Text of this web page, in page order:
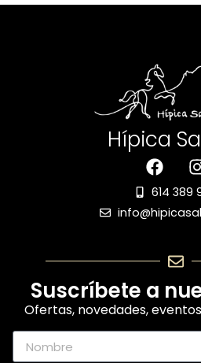
Hípica
614 389
Suscríbete a
Ofertas, novedades,